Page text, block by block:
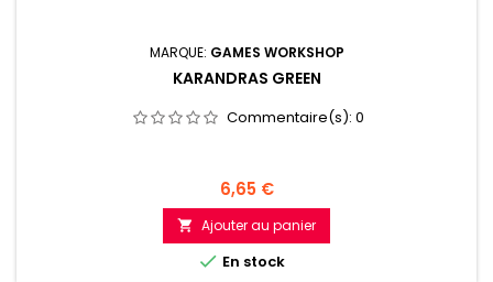
MARQUE: GAMES WORKSHOP
KARANDRAS GREEN
Commentaire(s): 0
Prix
6,65 €
 Ajouter au panier
 En stock